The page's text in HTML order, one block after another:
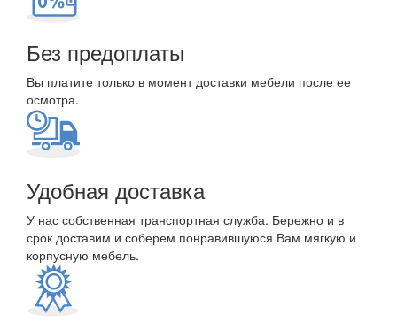
Без предоплаты
Вы платите только в момент доставки мебели после ее
осмотра.
Удобная доставка
У нас собственная транспортная служба. Бережно и в
срок доставим и соберем понравившуюся Вам мягкую и
корпусную мебель.